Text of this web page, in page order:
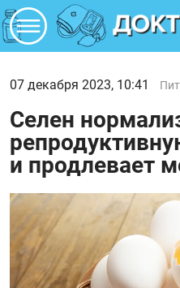
07 декабря 2023, 10:41
Селен
и продлевает